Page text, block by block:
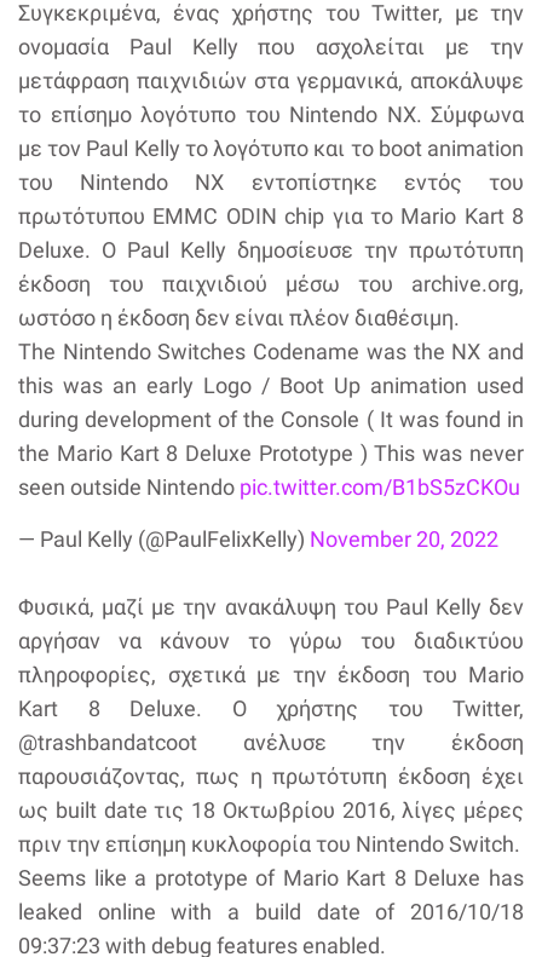
Συγκεκριμένα, ένας χρήστης του Twitter, με την
ονομασία Paul Kelly που ασχολείται με την
μετάφραση παιχνιδιών στα γερμανικά, αποκάλυψε
το επίσημο λογότυπο του Nintendo NX. Σύμφωνα
με τον Paul Kelly το λογότυπο και το boot animation
του Nintendo NX εντοπίστηκε εντός του
πρωτότυπου EMMC ODIN chip για το Mario Kart 8
Deluxe. Ο Paul Kelly δημοσίευσε την πρωτότυπη
έκδοση του παιχνιδιού μέσω του archive.org,
ωστόσο η έκδοση δεν είναι πλέον διαθέσιμη.
The Nintendo Switches Codename was the NX and
this was an early Logo / Boot Up animation used
during development of the Console ( It was found in
the Mario Kart 8 Deluxe Prototype ) This was never
seen outside Nintendo pic.twitter.com/B1bS5zCKOu
— Paul Kelly (@PaulFelixKelly) November 20, 2022
Φυσικά, μαζί με την ανακάλυψη του Paul Kelly δεν
αργήσαν να κάνουν το γύρω του διαδικτύου
πληροφορίες, σχετικά με την έκδοση του Mario
Kart 8 Deluxe. Ο χρήστης του Twitter,
@trashbandatcoot ανέλυσε την έκδοση
παρουσιάζοντας, πως η πρωτότυπη έκδοση έχει
ως built date τις 18 Οκτωβρίου 2016, λίγες μέρες
πριν την επίσημη κυκλοφορία του Nintendo Switch.
Seems like a prototype of Mario Kart 8 Deluxe has
leaked online with a build date of 2016/10/18
09:37:23 with debug features enabled.